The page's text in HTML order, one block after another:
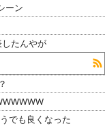
ーン
したんやが
でも良くなった